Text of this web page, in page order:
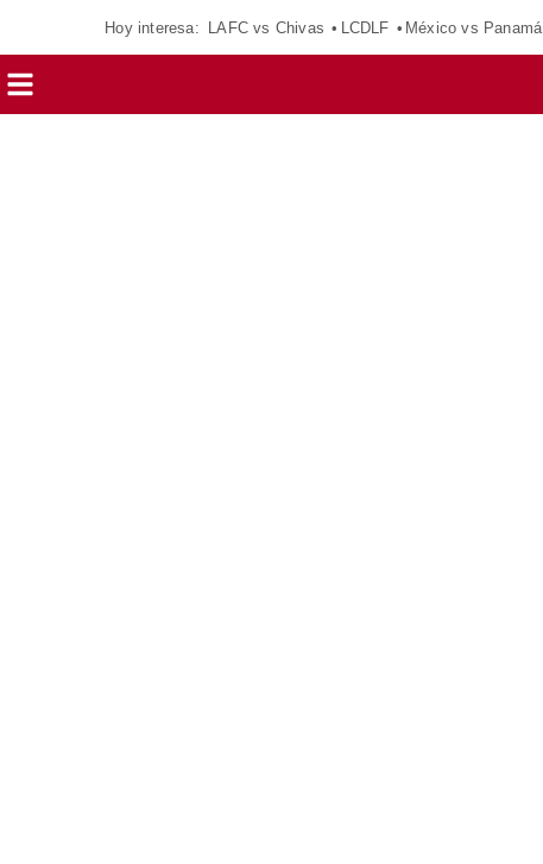
Hoy interesa: LAFC vs Chivas LCDLF México vs Panamá